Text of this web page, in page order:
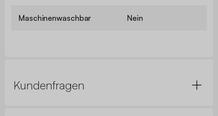
Maschinenwaschbar Nein
Kundenfragen